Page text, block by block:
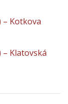
– Kotkova
– Klatovská